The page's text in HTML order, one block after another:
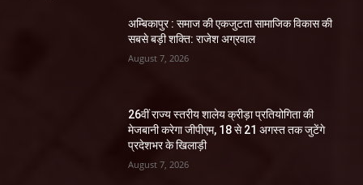
अम्बिकापुर : समाज की एकजुटता सामाजिक विकास की
सबसे बड़ी शक्ति: राजेश अग्रवाल
August 7, 2026
26वीं राज्य स्तरीय शालेय क्रीड़ा प्रतियोगिता की
मेजबानी करेगा जीपीएम, 18 से 21 अगस्त तक जुटेंगे
प्रदेशभर के खिलाड़ी
August 7, 2026